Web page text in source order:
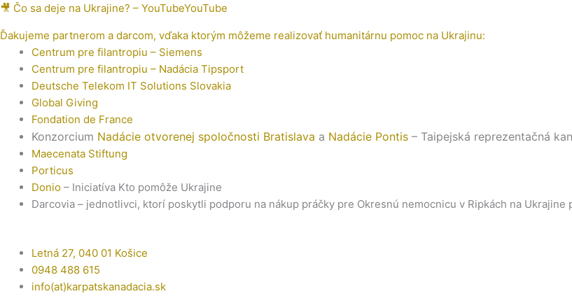
🎥 Čo sa deje na Ukrajine? – YouTubeYouTube
Ďakujeme partnerom a darcom, vďaka ktorým môžeme realizovať humanitárnu pomoc na Ukrajinu:
Centrum pre filantropiu – Siemens
Centrum pre filantropiu – Nadácia Tipsport
Deutsche Telekom IT Solutions Slovakia
Global Giving
Fondation de France
Konzorcium Nadácie otvorenej spoločnosti Bratislava a Nadácie Pontis – Taipejská reprezentačná
Maecenata Stiftung
Porticus
Donio – Iniciatíva Kto pomôže Ukrajine
Darcovia – jednotlivci, ktorí poskytli podporu na nákup práčky pre Okresnú nemocnicu v Ripkách na Ukrajine
Letná 27, 040 01 Košice
0948 488 615
info(at)karpatskanadacia.sk